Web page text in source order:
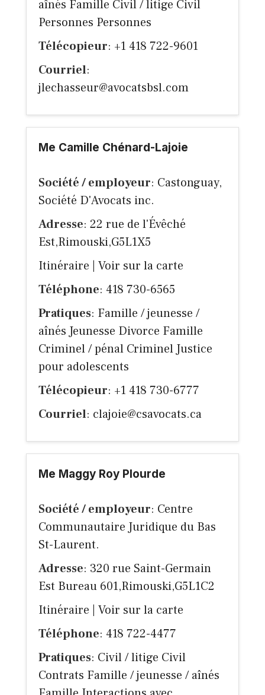
aînés Famille Civil / litige Civil
Personnes Personnes
Télécopieur: +1 418 722-9601
Courriel:
jlechasseur@avocatsbsl.com
Me Camille Chénard-Lajoie
Société / employeur: Castonguay,
Société D'Avocats inc.
Adresse: 22 rue de l'Évêché
Est,Rimouski,G5L1X5
Itinéraire
Voir sur la carte
Téléphone: 418 730-6565
Pratiques: Famille / jeunesse /
aînés Jeunesse Divorce Famille
Criminel / pénal Criminel Justice
pour adolescents
Télécopieur: +1 418 730-6777
Courriel: clajoie@csavocats.ca
Me Maggy Roy Plourde
Société / employeur: Centre
Communautaire Juridique du Bas
St-Laurent.
Adresse: 320 rue Saint-Germain
Est Bureau 601,Rimouski,G5L1C2
Itinéraire
Voir sur la carte
Téléphone: 418 722-4477
Pratiques: Civil / litige Civil
Contrats Famille / jeunesse / aînés